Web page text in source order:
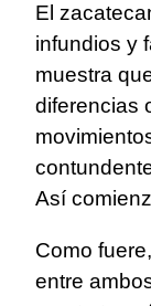
El
infundios y
muestra
diferencias
Así
Como
entre